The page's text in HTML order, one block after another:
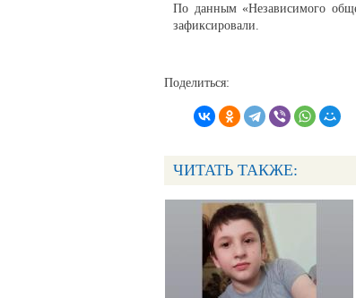
По данным «Независимого
зафиксировали.
Поделиться:
ЧИТАТЬ ТАКЖЕ: